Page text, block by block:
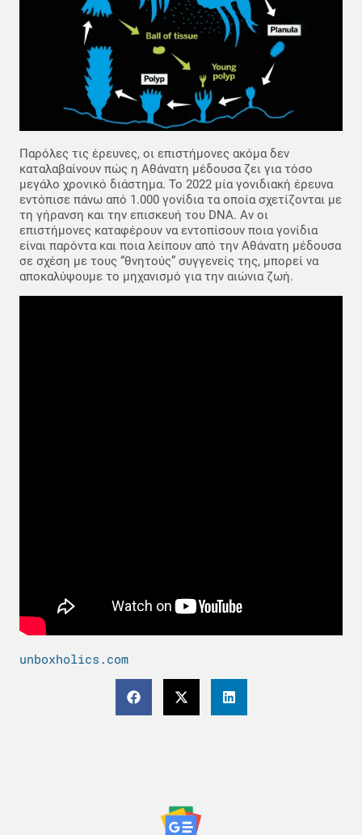
Παρόλες τις έρευνες, οι επιστήμονες ακόμα δεν
καταλαβαίνουν πώς η Αθάνατη μέδουσα ζει για τόσο
μεγάλο χρονικό διάστημα. Το 2022 μία γονιδιακή έρευνα
εντόπισε πάνω από 1.000 γονίδια τα οποία σχετίζονται με
τη γήρανση και την επισκευή του DNA. Αν οι
επιστήμονες καταφέρουν να εντοπίσουν ποια γονίδια
είναι παρόντα και ποια λείπουν από την Αθάνατη μέδουσα
σε σχέση με τους “θνητούς” συγγενείς της, μπορεί να
αποκαλύψουμε το μηχανισμό για την αιώνια ζωή.
unboxholics.com